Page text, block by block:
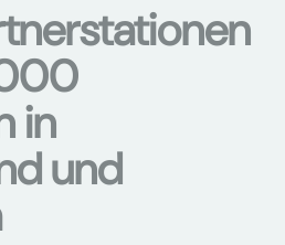
in
und